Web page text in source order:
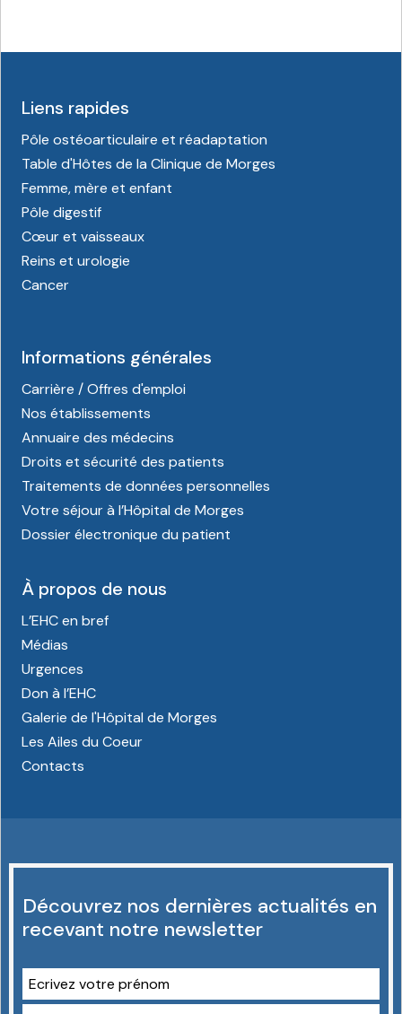
Liens rapides
Pôle ostéoarticulaire et réadaptation
Table d'Hôtes de la Clinique de Morges
Femme, mère et enfant
Pôle digestif
Cœur et vaisseaux
Reins et urologie
Cancer
Informations générales
Carrière / Offres d'emploi
Nos établissements
Annuaire des médecins
Droits et sécurité des patients
Traitements de données personnelles
Votre séjour à l’Hôpital de Morges
Dossier électronique du patient
À propos de nous
L’EHC en bref
Médias
Urgences
Don à l’EHC
Galerie de l'Hôpital de Morges
Les Ailes du Coeur
Contacts
Découvrez nos dernières actualités en
recevant notre newsletter